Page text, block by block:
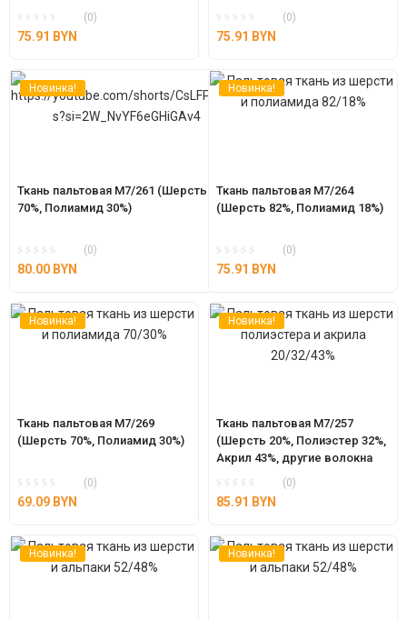
другие волокна 5%)
(0)
75.91 BYN
другие волокна 5%)
(0)
75.91 BYN
Новинка!
Ткань пальтовая М7/261 (Шерсть
70%, Полиамид 30%)
(0)
80.00 BYN
Новинка!
Ткань пальтовая М7/264
(Шерсть 82%, Полиамид 18%)
(0)
75.91 BYN
Новинка!
Ткань пальтовая М7/269
(Шерсть 70%, Полиамид 30%)
(0)
69.09 BYN
Новинка!
Ткань пальтовая М7/257
(Шерсть 20%, Полиэстер 32%,
Акрил 43%, другие волокна
(0)
85.91 BYN
Новинка! Новинка!